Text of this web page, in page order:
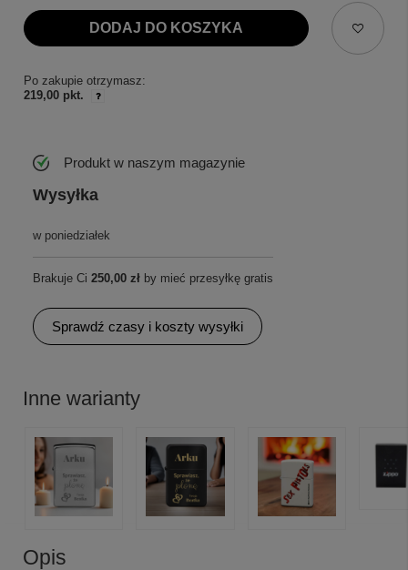
DODAJ DO KOSZYKA
Po zakupie otrzymasz:
219,00 pkt.
Produkt w naszym magazynie
Wysyłka
w poniedziałek
Brakuje Ci 250,00 zł by mieć przesyłkę gratis
Sprawdź czasy i koszty wysyłki
Inne warianty
Opis